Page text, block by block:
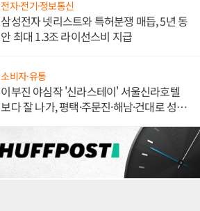
전자·전기·정보통신
삼성전자 넷리스트와 특허분쟁 매듭, 5년 동
안 최대 1.3조 라이선스비 지급
소비자·유통
이부진 야심작 '신라스테이' 서울신라호텔
보다 잘 나가, 평택·주문진·해남·건대로 성